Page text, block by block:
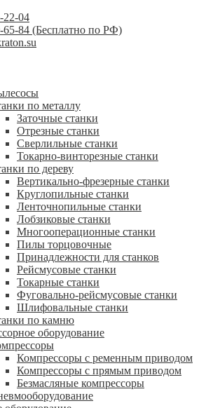
22-04
65-84 (Бесплатно по РФ)
по металлу
Заточные станки
Отрезные станки
Сверлильные станки
Токарно-винторезные станки
по дереву
Вертикально-фрезерные станки
Круглопильные станки
Ленточнопильные станки
Лобзиковые станки
Многооперационные станки
Пилы торцовочные
Принадлежности для станков
Рейсмусовые станки
Токарные станки
Фуговально-рейсмусовые станки
Шлифовальные станки
по камню
оборудование
Компрессоры с ременным приводом
Компрессоры с прямым приводом
Безмасляные компрессоры